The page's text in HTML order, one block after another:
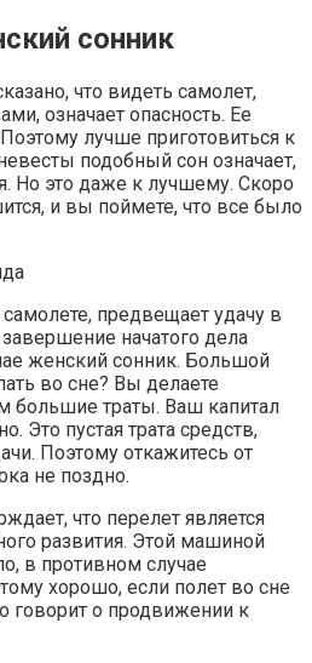
сонник
что видеть самолет,
означает опасность. Ее
лучше приготовиться к
подобный сон означает,
Но это даже к лучшему. Скоро
и вы поймете, что все было
предвещает удачу в
начатого дела
женский сонник. Большой
во сне? Вы делаете
большие траты. Ваш капитал
Это пустая трата средств,
Поэтому откажитесь от
не поздно.
что перелет является
развития. Этой машиной
в противном случае
хорошо, если полет во сне
говорит о продвижении к